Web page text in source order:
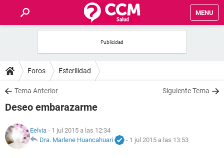
MENU
FOROS
SALUD
NUTRICIÓN
Foros Esterilidad
Tema Anterior Siguiente Tema
Deseo embarazarme
Eelvia - 1 jul 2015 a las 12:34
Dra. Marlene Huancahuari
- 1 jul 2015 a las 13:53